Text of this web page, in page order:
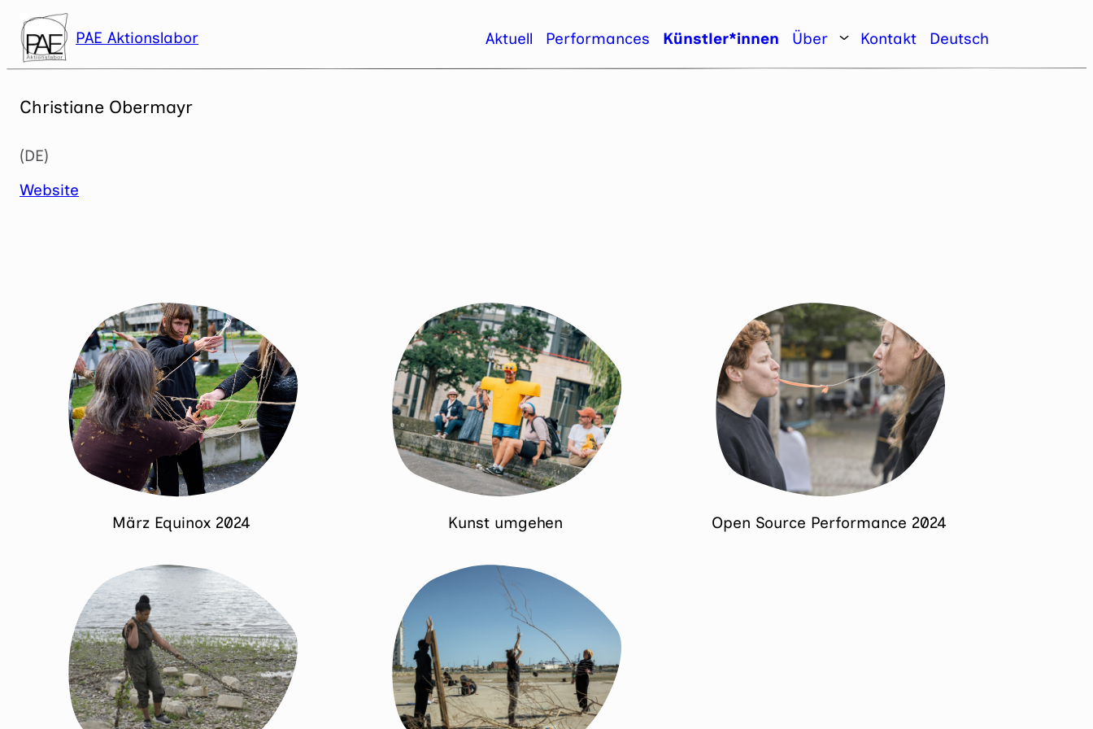
Zum
Inhalt
springen
PAE Aktionslabor Aktuell Performances Künstler*innen Über Kontakt Deutsch
Christiane Obermayr
(DE)
Website
März Equinox 2024 Kunst umgehen Open Source Performance 2024